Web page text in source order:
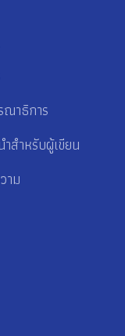
ณาธิการ
สำหรับผู้เขียน
าม